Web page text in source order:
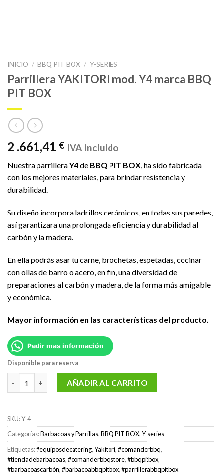
INICIO / BBQ PIT BOX / Y-SERIES
Parrillera YAKITORI mod. Y4 marca BBQ
PIT BOX
2 .661,41 € IVA incluido
Nuestra parrilleraY4de BBQ PIT BOX, ha sido fabricada
con los mejores materiales, para brindar resistencia y
durabilidad.
Su diseño incorpora ladrillos cerámicos, en todas sus paredes,
así garantizara una prolongada eficiencia y durabilidad al
carbón y la madera.
En ella podrás asar tu carne, brochetas, espetadas, cocinar
con ollas de barro o acero, en fin, una diversidad de
preparaciones al carbón y madera, de la forma más amigable
y económica.
Mayor información en las características del producto.
Pedir mas información
Disponible para reserva
Parrillera YAKITORI mod. Y4 marca BBQ PIT BOX cantidad
AÑADIR AL CARRITO
SKU:Y-4
Categorías:Barbacoas y Parrillas,BBQ PIT BOX,Y-series
Etiquetas:#equiposdecatering,Yakitori,#comanderbbq,
#tiendadebarbacoas,#comanderbbqstore,#bbqpitbox,
#barbacoascarbón,#barbacoabbqpitbox,#parrillerabbqpitbox